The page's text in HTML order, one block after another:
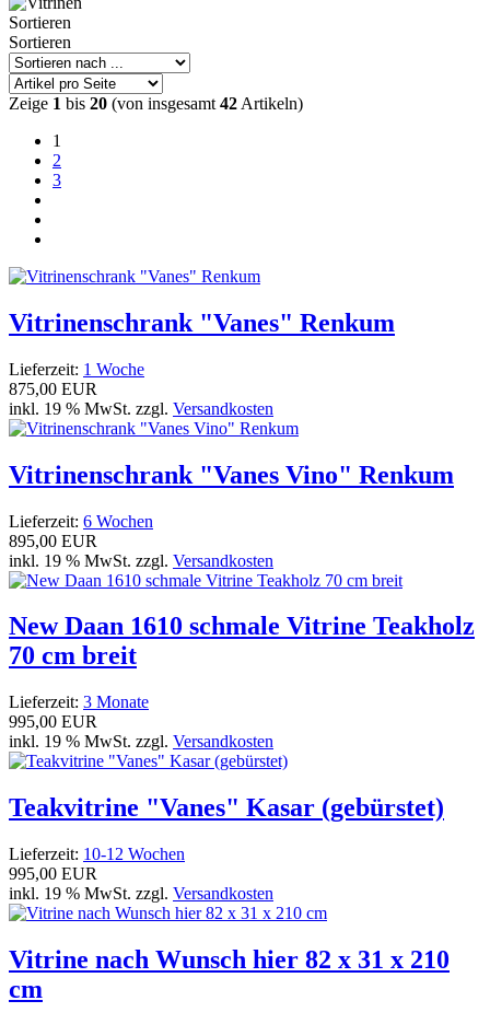
Sortieren
Sortieren
Zeige 1 bis 20 (von insgesamt 42 Artikeln)
1
2
3
Vitrinenschrank "Vanes" Renkum
Lieferzeit: 1 Woche
875,00 EUR
inkl. 19 % MwSt. zzgl. Versandkosten
Vitrinenschrank "Vanes Vino" Renkum
Lieferzeit: 6 Wochen
895,00 EUR
inkl. 19 % MwSt. zzgl. Versandkosten
New Daan 1610 schmale Vitrine Teakholz
70 cm breit
Lieferzeit: 3 Monate
995,00 EUR
inkl. 19 % MwSt. zzgl. Versandkosten
Teakvitrine "Vanes" Kasar (gebürstet)
Lieferzeit: 10-12 Wochen
995,00 EUR
inkl. 19 % MwSt. zzgl. Versandkosten
Vitrine nach Wunsch hier 82 x 31 x 210
cm